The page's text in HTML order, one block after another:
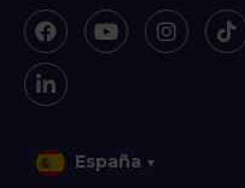
España ▾